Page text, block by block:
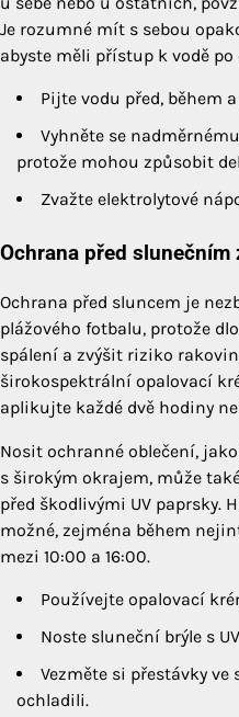
Je rozumné mít s sebou
abyste měli přístup k vodě po
Pijte vodu před, během
Vyhněte se
protože mohou způsobit
Zvažte elektrolytové
Ochrana před slunečním
Ochrana před sluncem je
plážového fotbalu, protože
spálení a zvýšit riziko
širokospektrální opalovací
aplikujte každé dvě hodiny
Nosit ochranné oblečení,
s širokým okrajem, může
před škodlivými UV paprsky.
možné, zejména během
mezi 10:00 a 16:00.
Používejte opalovací
Noste sluneční brýle s
Vezměte si přestávky
ochladili.